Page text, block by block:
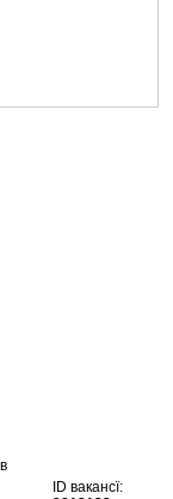
ID вакансї: